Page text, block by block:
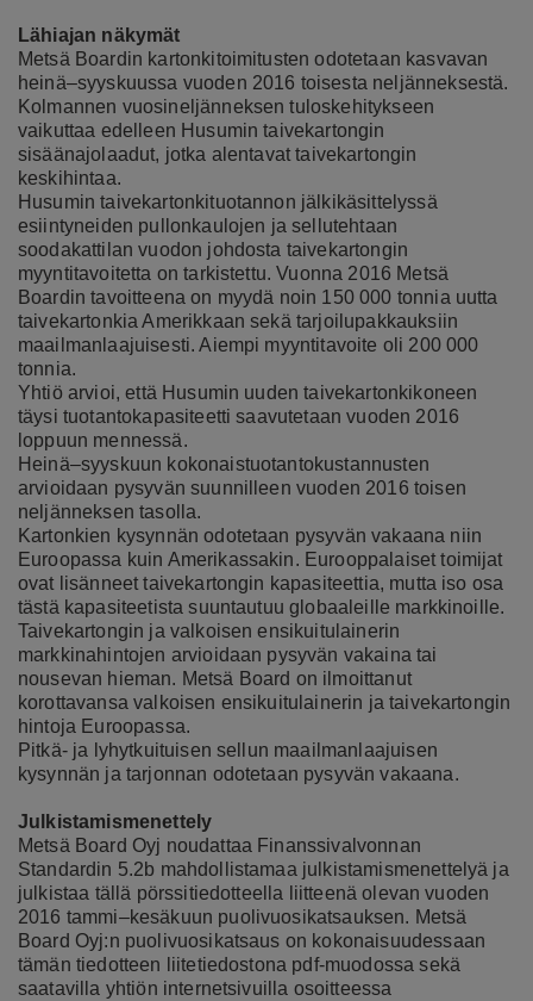
Lähiajan näkymät
Metsä Boardin kartonkitoimitusten odotetaan kasvavan
heinä–syyskuussa vuoden 2016 toisesta neljänneksestä.
Kolmannen vuosineljänneksen tuloskehitykseen
vaikuttaa edelleen Husumin taivekartongin
sisäänajolaadut, jotka alentavat taivekartongin
keskihintaa.
Husumin taivekartonkituotannon jälkikäsittelyssä
esiintyneiden pullonkaulojen ja sellutehtaan
soodakattilan vuodon johdosta taivekartongin
myyntitavoitetta on tarkistettu.Vuonna 2016 Metsä
Boardin tavoitteena on myydä noin 150 000 tonnia uutta
taivekartonkia Amerikkaan sekä tarjoilupakkauksiin
maailmanlaajuisesti. Aiempi myyntitavoite oli 200 000
tonnia.
Yhtiö arvioi, että Husumin uuden taivekartonkikoneen
täysi tuotantokapasiteetti saavutetaan vuoden 2016
loppuun mennessä.
Heinä–syyskuun kokonaistuotantokustannusten
arvioidaan pysyvän suunnilleen vuoden 2016 toisen
neljänneksen tasolla.
Kartonkien kysynnän odotetaan pysyvän vakaana niin
Euroopassa kuin Amerikassakin. Eurooppalaiset toimijat
ovat lisänneet taivekartongin kapasiteettia, mutta iso osa
tästä kapasiteetista suuntautuu globaaleille markkinoille.
Taivekartongin ja valkoisen ensikuitulainerin
markkinahintojen arvioidaan pysyvän vakaina tai
nousevan hieman. Metsä Board on ilmoittanut
korottavansa valkoisen ensikuitulainerin ja taivekartongin
hintoja Euroopassa.
Pitkä- ja lyhytkuituisen sellun maailmanlaajuisen
kysynnän ja tarjonnan odotetaan pysyvän vakaana.
Julkistamismenettely
Metsä Board Oyj noudattaa Finanssivalvonnan
Standardin 5.2b mahdollistamaa julkistamismenettelyä ja
julkistaa tällä pörssitiedotteella liitteenä olevan vuoden
2016 tammi–kesäkuun puolivuosikatsauksen. Metsä
Board Oyj:n puolivuosikatsaus on kokonaisuudessaan
tämän tiedotteen liitetiedostona pdf-muodossa sekä
saatavilla yhtiön internetsivuilla osoitteessa